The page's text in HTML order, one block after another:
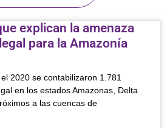
explican la amenaza
para la Amazonía
2020 se contabilizaron 1.781
en los estados Amazonas, Delta
a las cuencas de